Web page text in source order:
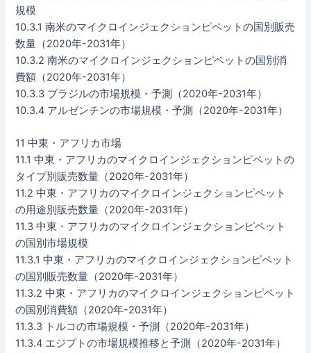
規模
10.3.1 南米のマイクロインジェクションピペットの国別販売
数量（2020年-2031年）
10.3.2 南米のマイクロインジェクションピペットの国別消
費額（2020年-2031年）
10.3.3 ブラジルの市場規模・予測（2020年-2031年）
10.3.4 アルゼンチンの市場規模・予測（2020年-2031年）
11 中東・アフリカ市場
11.1 中東・アフリカのマイクロインジェクションピペットの
タイプ別販売数量（2020年-2031年）
11.2 中東・アフリカのマイクロインジェクションピペット
の用途別販売数量（2020年-2031年）
11.3 中東・アフリカのマイクロインジェクションピペット
の国別市場規模
11.3.1 中東・アフリカのマイクロインジェクションピペット
の国別販売数量（2020年-2031年）
11.3.2 中東・アフリカのマイクロインジェクションピペット
の国別消費額（2020年-2031年）
11.3.3 トルコの市場規模・予測（2020年-2031年）
11.3.4 エジプトの市場規模推移と予測（2020年-2031年）